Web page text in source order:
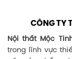
CÔNG TY
Nội thất Mộc
trong lĩnh vực